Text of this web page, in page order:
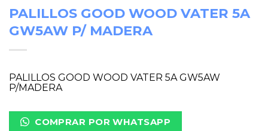
PALILLOS GOOD WOOD VATER 5A
GW5AW P/ MADERA
PALILLOS GOOD WOOD VATER 5A GW5AW
P/MADERA
COMPRAR POR WHATSAPP